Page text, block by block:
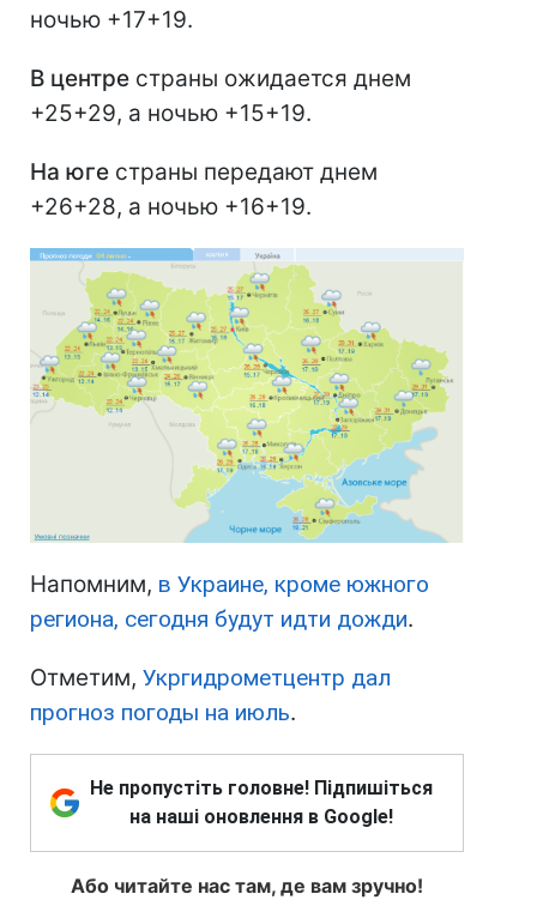
ночью +17+19.
В центре страны ожидается днем
+25+29, а ночью +15+19.
На юге страны передают днем
+26+28, а ночью +16+19.
Напомним, в Украине, кроме южного
региона, сегодня будут идти дожди.
Отметим, Укргидрометцентр дал
прогноз погоды на июль.
Не пропустіть головне! Підпишіться
на наші оновлення в Google!
Або читайте нас там, де вам зручно!